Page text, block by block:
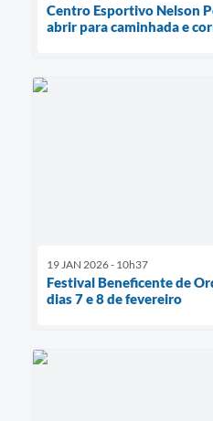
Centro Esportivo Nelson
abrir para caminhada e
19 JAN 2026 - 10h37
Festival Beneficente de
dias 7 e 8 de fevereiro